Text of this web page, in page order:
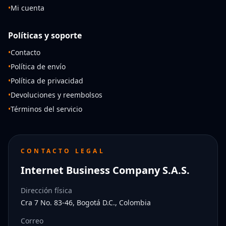
•Mi cuenta
Políticas y soporte
•Contacto
•Política de envío
•Política de privacidad
•Devoluciones y reembolsos
•Términos del servicio
CONTACTO LEGAL
Internet Business Company S.A.S.
Dirección física
Cra 7 No. 83-46, Bogotá D.C., Colombia
Correo